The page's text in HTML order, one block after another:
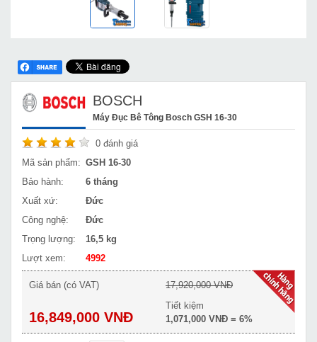
BOSCH
Máy Đục Bê Tông Bosch GSH 16-30
0 đánh giá
Mã sản phẩm: GSH 16-30
Bảo hành:
6 tháng
Xuất xứ:
Đức
Công nghệ:
Đức
Trọng lượng:
16,5 kg
Lượt xem:
4992
Giá bán (có VAT)
16,849,000 VNĐ
17,920,000 VNĐ
Tiết kiệm
1,071,000 VNĐ = 6%